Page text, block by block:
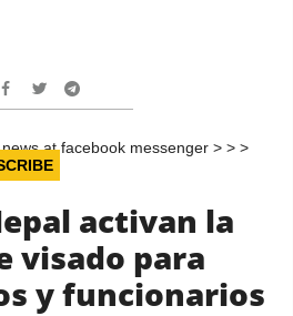
at facebook messenger > > >
activan la
visado para
y funcionarios